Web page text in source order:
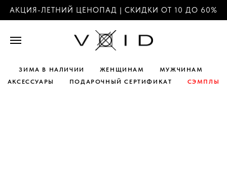
АКЦИЯ-ЛЕТНИЙ ЦЕНОПАД | СКИДКИ ОТ 10 ДО 60%
ЗИМА В НАЛИЧИИ ЖЕНЩИНАМ
МУЖЧИНАМ
АКСЕССУАРЫ
ПОДАРОЧНЫЙ СЕРТИФИКАТ СЭМПЛЫ